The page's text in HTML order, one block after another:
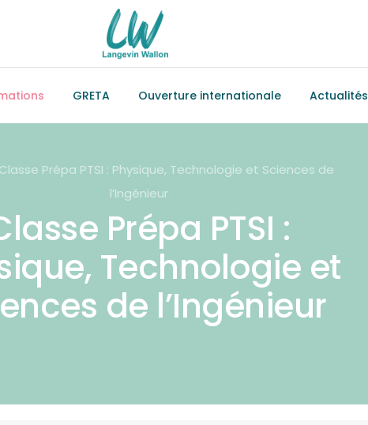
GRETA Ouverture internationale Actualités
Prépa PTSI : Physique, Technologie et Sciences de
l’Ingénieur
Prépa PTSI :
Technologie et
de l’Ingénieur